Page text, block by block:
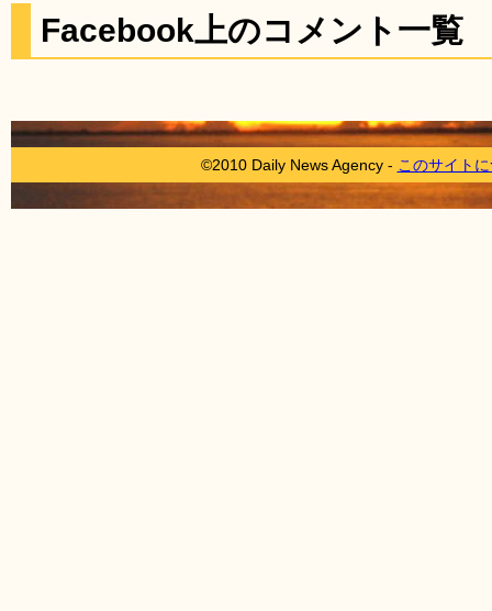
Facebook上のコメント一覧
©2010 Daily News Agency - このサイト